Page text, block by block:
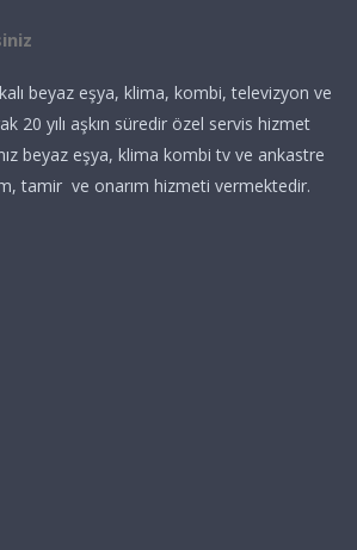
beyaz eşya, klima, kombi, televizyon ve
20 yılı aşkın süredir özel servis hizmet
beyaz eşya, klima kombi tv ve ankastre
tamir ve onarım hizmeti vermektedir.